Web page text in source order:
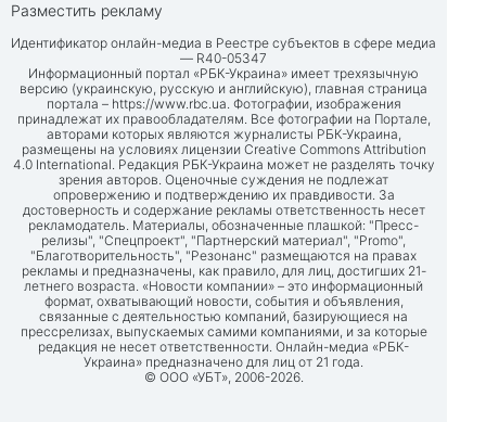
Разместить рекламу
Идентификатор онлайн-медиа в Реестре субъектов в сфере медиа
— R40-05347
Информационный портал «РБК-Украина» имеет трехязычную
версию (украинскую, русскую и английскую), главная страница
портала – https://www.rbc.ua. Фотографии, изображения
принадлежат их правообладателям. Все фотографии на Портале,
авторами которых являются журналисты РБК-Украина,
размещены на условиях лицензии Creative Commons Attribution
4.0 International. Редакция РБК-Украина может не разделять точку
зрения авторов. Оценочные суждения не подлежат
опровержению и подтверждению их правдивости. За
достоверность и содержание рекламы ответственность несет
рекламодатель. Материалы, обозначенные плашкой: "Пресс-
релизы", "Спецпроект", "Партнерский материал", "Promo",
"Благотворительность", "Резонанс" размещаются на правах
рекламы и предназначены, как правило, для лиц, достигших 21-
летнего возраста. «Новости компании» – это информационный
формат, охватывающий новости, события и объявления,
связанные с деятельностью компаний, базирующиеся на
прессрелизах, выпускаемых самими компаниями, и за которые
редакция не несет ответственности. Онлайн-медиа «РБК-
Украина» предназначено для лиц от 21 года.
© ООО «УБТ», 2006-2026.